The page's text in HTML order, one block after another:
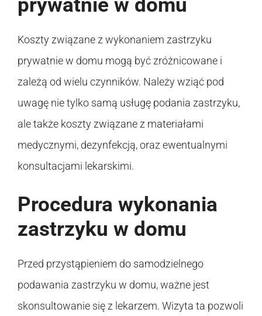
prywatnie w domu
Koszty związane z wykonaniem zastrzyku
prywatnie w domu mogą być zróżnicowane i
zależą od wielu czynników. Należy wziąć pod
uwagę nie tylko samą usługę podania zastrzyku,
ale także koszty związane z materiałami
medycznymi, dezynfekcją, oraz ewentualnymi
konsultacjami lekarskimi.
Procedura wykonania
zastrzyku w domu
Przed przystąpieniem do samodzielnego
podawania zastrzyku w domu, ważne jest
skonsultowanie się z lekarzem. Wizyta ta pozwoli